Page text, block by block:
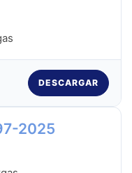
DESCARGAR
2025